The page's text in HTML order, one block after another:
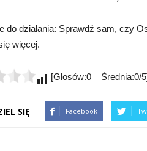
do działania: Sprawdź sam, czy
więcej.
[Głosów:0 Średnia:0/
SIĘ Facebook